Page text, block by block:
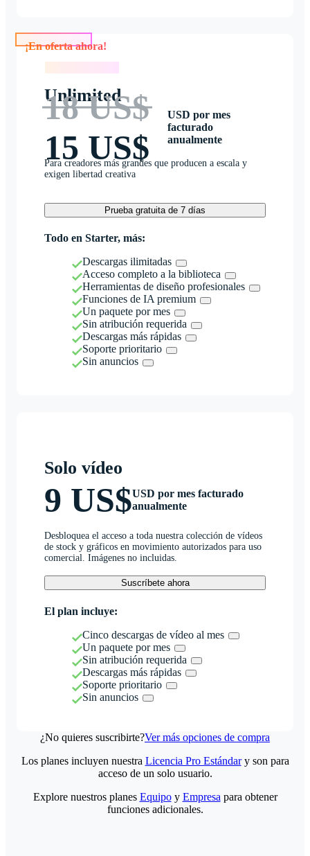
Unlimited
18 US$
15 US$
USD por mes
facturado
anualmente
Para creadores más grandes que producen a escala y
exigen libertad creativa
Prueba gratuita de 7 días
Todo en Starter, más:
Descargas ilimitadas
Acceso completo a la biblioteca
Herramientas de diseño profesionales
Funciones de IA premium
Un paquete por mes
Sin atribución requerida
Descargas más rápidas
Soporte prioritario
Sin anuncios
Solo vídeo
9 US$USD por mes facturado
anualmente
Desbloquea el acceso a toda nuestra colección de vídeos
de stock y gráficos en movimiento autorizados para uso
comercial. Imágenes no incluidas.
Suscríbete ahora
El plan incluye:
Cinco descargas de vídeo al mes
Un paquete por mes
Sin atribución requerida
Descargas más rápidas
Soporte prioritario
Sin anuncios
¿No quieres suscribirte?Ver más opciones de compra
Los planes incluyen nuestra Licencia Pro Estándary son para
acceso de un solo usuario.
Explore nuestros planes Equipoy Empresa para obtener
funciones adicionales.